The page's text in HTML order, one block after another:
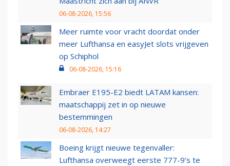
06-08-2026, 15:56
Meer ruimte voor vracht doordat onder
meer Lufthansa en easyJet slots vrijgeven
op Schiphol
06-08-2026, 15:16
Embraer E195-E2 biedt LATAM kansen:
maatschappij zet in op nieuwe
bestemmingen
06-08-2026, 14:27
Boeing krijgt nieuwe tegenvaller:
Lufthansa overweegt eerste 777-9’s te